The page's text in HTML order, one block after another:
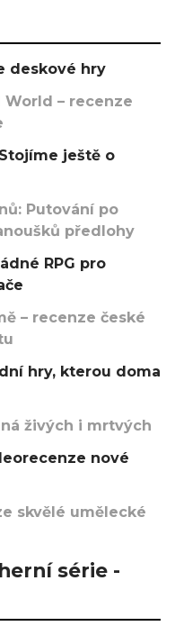
deskové hry
– recenze
ještě o
Putování po
předlohy
RPG pro
– recenze české
hry, kterou doma
živých i mrtvých
nové
skvělé umělecké
série -